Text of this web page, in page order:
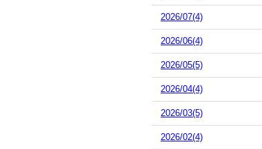
2026/07(4)
2026/06(4)
2026/05(5)
2026/04(4)
2026/03(5)
2026/02(4)